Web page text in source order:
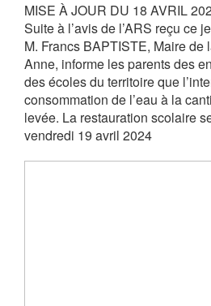
MISE À JOUR DU 18 AVRIL
Suite à l’avis de l’ARS reçu ce
M. Francs BAPTISTE, Maire de
Anne, informe les parents des
des écoles du territoire que
consommation de l’eau à la
levée. La restauration scolaire
vendredi 19 avril 2024